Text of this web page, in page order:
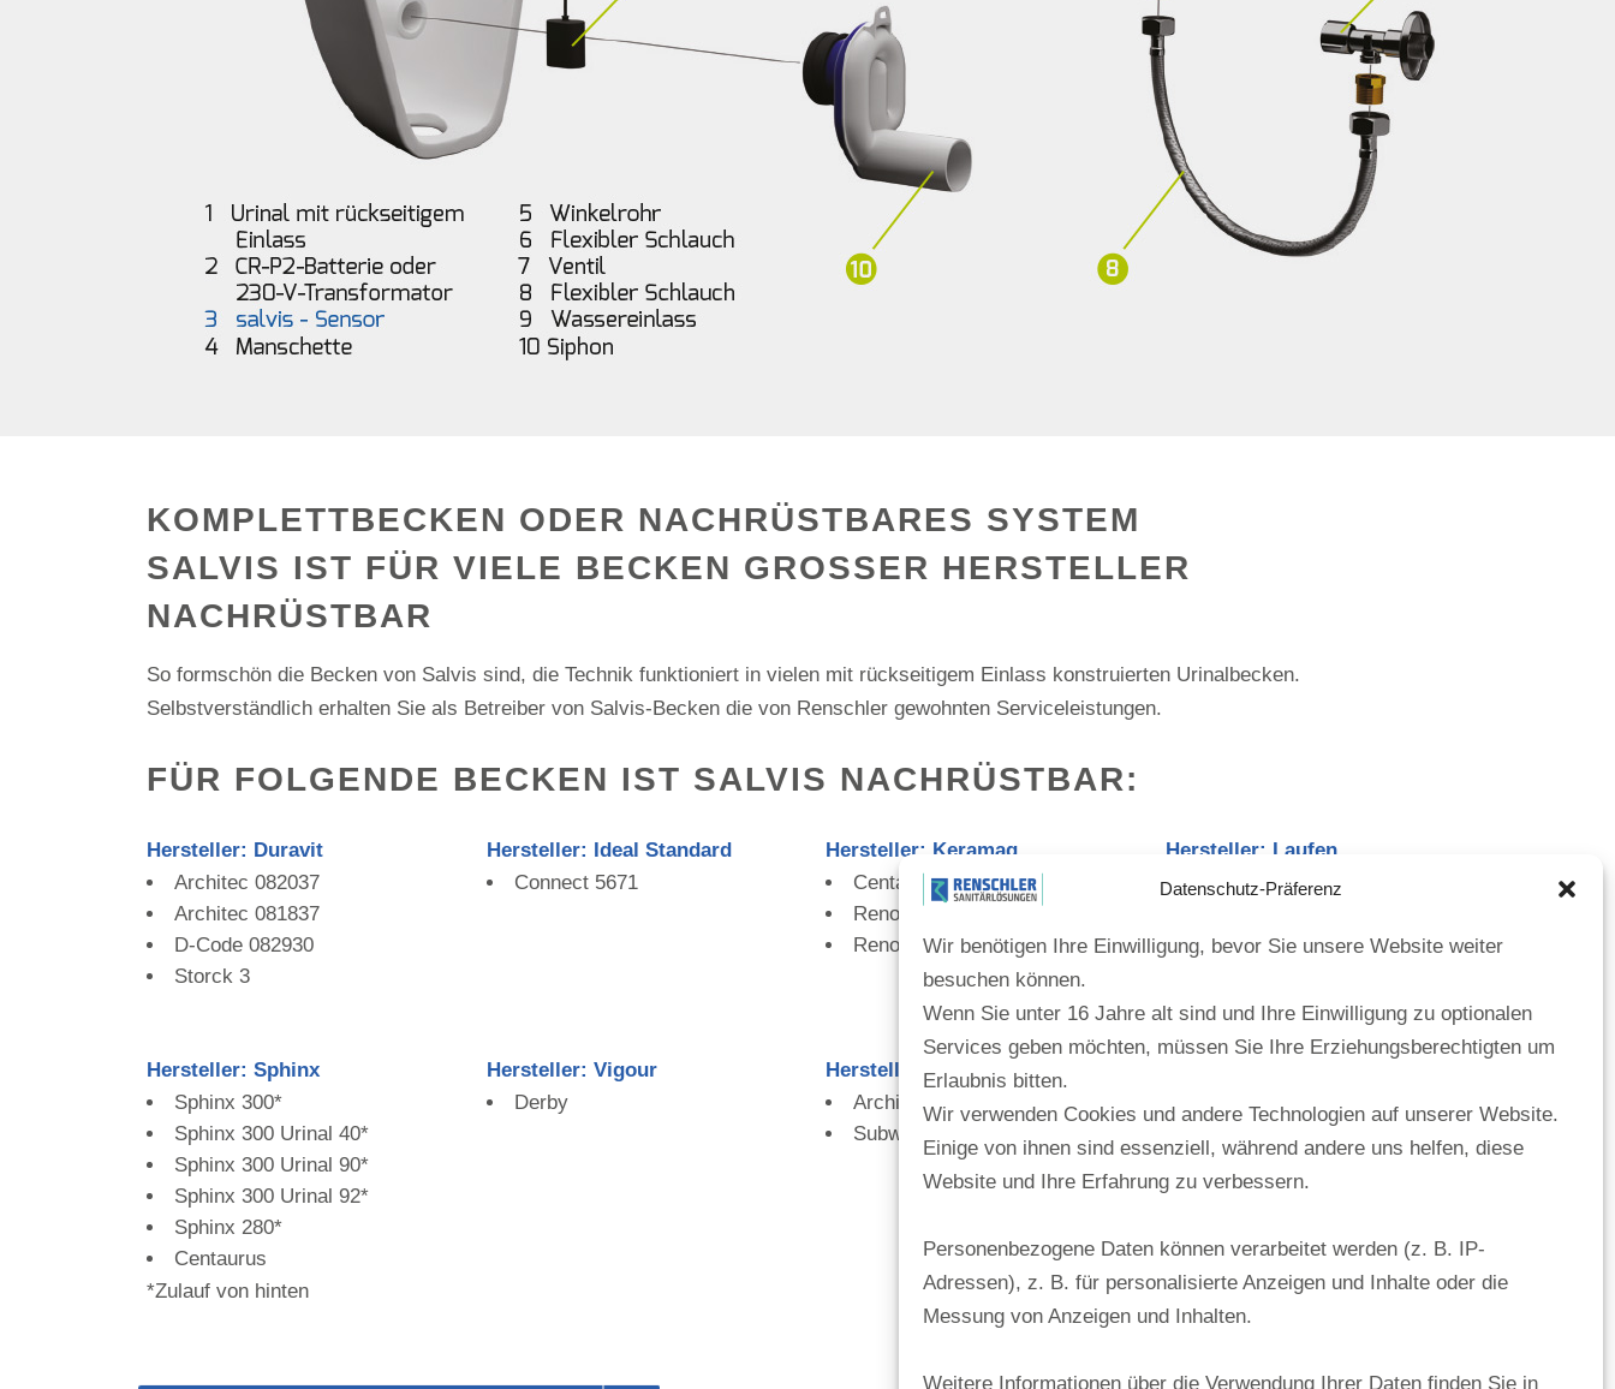
Datenschutz-Präferenz
Wir benötigen Ihre Einwilligung, bevor Sie unsere Website weiter
besuchen können.
Wenn Sie unter 16 Jahre alt sind und Ihre Einwilligung zu optionalen
Services geben möchten, müssen Sie Ihre Erziehungsberechtigten um
Erlaubnis bitten.
Wir verwenden Cookies und andere Technologien auf unserer Website.
Einige von ihnen sind essenziell, während andere uns helfen, diese
Website und Ihre Erfahrung zu verbessern.
Personenbezogene Daten können verarbeitet werden (z. B. IP-
Adressen), z. B. für personalisierte Anzeigen und Inhalte oder die
Messung von Anzeigen und Inhalten.
Weitere Informationen über die Verwendung Ihrer Daten finden Sie in
KOMPLETTBECKEN ODER NACHRÜSTBARES SYSTEM
SALVIS IST FÜR VIELE BECKEN GROSSER HERSTELLER N
ACHRÜSTBAR
So formschön die Becken von Salvis sind, die Technik funktioniert in vielen mit rückseitigem Einlass konstruierten Urinalbecken.
Selbstverständlich erhalten Sie als Betreiber von Salvis-Becken die von Renschler gewohnten Serviceleistungen.
FÜR FOLGENDE BECKEN IST SALVIS NACHRÜSTBAR:
Hersteller: Duravit
Architec 082037
Architec 081837
D-Code 082930
Storck 3
Hersteller: Ideal Standard
Connect 5671
Hersteller: Keramag
Centaurus 236540
Renova 235100
Renova 235300
Hersteller: Laufen
Antero
Lema
Alivio
Hersteller: Sphinx
Sphinx 300*
Sphinx 300 Urinal 40*
Sphinx 300 Urinal 90*
Sphinx 300 Urinal 92*
Sphinx 280*
Centaurus
*Zulauf von hinten
Hersteller: Vigour
Derby
Hersteller: Villeroy & Boch
Architectura
Subway
S20